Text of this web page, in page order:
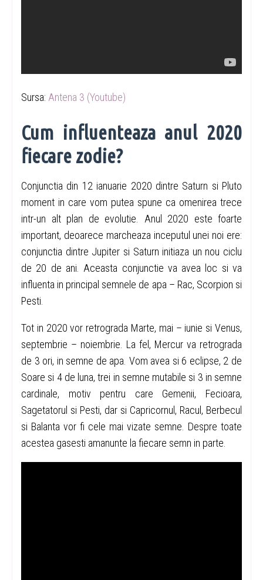
Sursa: Antena 3 (Youtube)
Cum influenteaza anul 2020
fiecare zodie?
Conjunctia din 12 ianuarie 2020 dintre Saturn si Pluto
moment in care vom putea spune ca omenirea trece
intr-un alt plan de evolutie. Anul 2020 este foarte
important, deoarece marcheaza inceputul unei noi ere:
conjunctia dintre Jupiter si Saturn initiaza un nou ciclu
de 20 de ani. Aceasta conjunctie va avea loc si va
influenta in principal semnele de apa – Rac, Scorpion si
Pesti.
Tot in 2020 vor retrograda Marte, mai – iunie si Venus,
septembrie – noiembrie. La fel, Mercur va retrograda
de 3 ori, in semne de apa. Vom avea si 6 eclipse, 2 de
Soare si 4 de luna, trei in semne mutabile si 3 in semne
cardinale, motiv pentru care Gemenii, Fecioara,
Sagetatorul si Pesti, dar si Capricornul, Racul, Berbecul
si Balanta vor fi cele mai vizate semne. Despre toate
acestea gasesti amanunte la fiecare semn in parte.